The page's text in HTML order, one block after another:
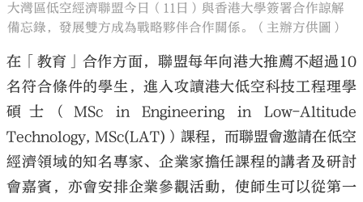
大灣區低空經濟聯盟今日（11日）與香港大學簽署合作諒解
備忘錄，發展雙方成為戰略夥伴合作關係。（主辦方供圖）
在「教育」合作方面，聯盟每年向港大推薦不超過10
名符合條件的學生，進入攻讀港大低空科技工程理學
碩士（MSc in Engineering in Low-Altitude
Technology, MSc(LAT)）課程，而聯盟會邀請在低空
經濟領域的知名專家、企業家擔任課程的講者及研討
會嘉賓，亦會安排企業參觀活動，使師生可以從第一